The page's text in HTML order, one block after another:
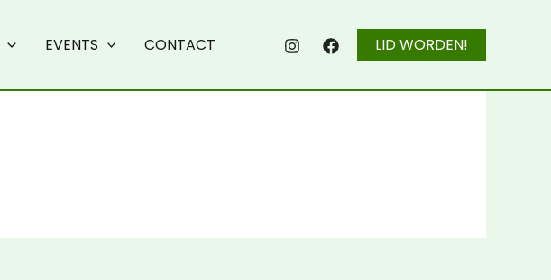
EVENTS CONTACT LID WORDEN!